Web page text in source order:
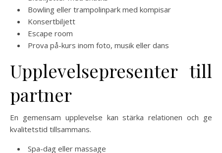
Bowling eller trampolinpark med kompisar
Konsertbiljett
Escape room
Prova på-kurs inom foto, musik eller dans
Upplevelsepresenter till
partner
En gemensam upplevelse kan stärka relationen och ge
kvalitetstid tillsammans.
Spa-dag eller massage